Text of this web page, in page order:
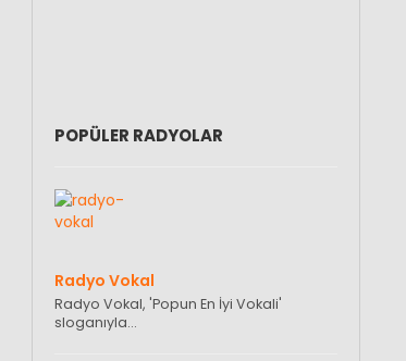
POPÜLER RADYOLAR
Radyo Vokal
Radyo Vokal, 'Popun En İyi Vokali'
sloganıyla…